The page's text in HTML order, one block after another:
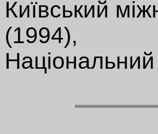
Київський
(1994),
Національний